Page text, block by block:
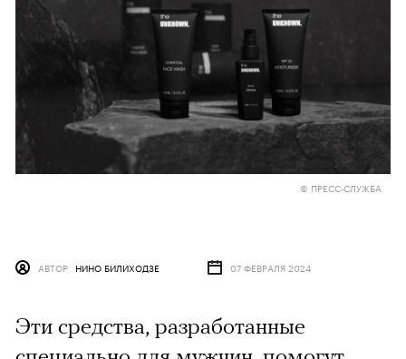
© ПРЕСС-СЛУЖБА
АВТОР НИНО БИЛИХОДЗЕ 07 ФЕВРАЛЯ 2024
Эти средства, разработанные